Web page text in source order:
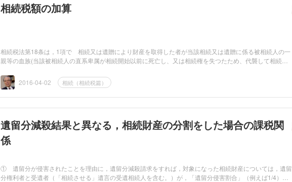
相続税額の加算
相続税法第18条は，1項で 相続又は遺贈により財産を取得した者が当該相続又は遺贈に係る被相続人の一
親等の血族(当該被相続人の直系卑属が相続開始以前に死亡し、又は相続権を失つたため、代襲して相続人
2016-04-02
相続（相続税篇）
遺留分減殺結果と異なる，相続財産の分割をした場合の課税関
係
① 遺留分が侵害されたことを理由に，遺留分減殺請求をすれば，対象になった相続財産については，遺留
分権利者と受遺者（「相続させる」遺言の受遺相続人を含む。）が，「遺留分侵害割合」（例えば1/4）